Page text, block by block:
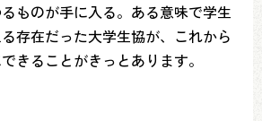
ものが手に入る。ある意味で学生
存在だった大学生協が、これから
きることがきっとあります。